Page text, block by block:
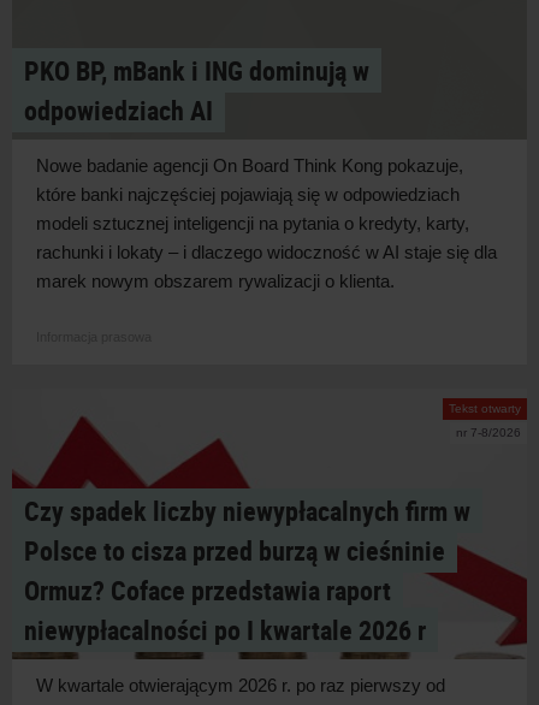
PKO BP, mBank i ING dominują w
odpowiedziach AI
Nowe badanie agencji On Board Think Kong pokazuje,
które banki najczęściej pojawiają się w odpowiedziach
modeli sztucznej inteligencji na pytania o kredyty, karty,
rachunki i lokaty – i dlaczego widoczność w AI staje się dla
marek nowym obszarem rywalizacji o klienta.
Tekst otwarty
nr 7-8/2026
Czy spadek liczby niewypłacalnych firm w
Polsce to cisza przed burzą w cieśninie
Ormuz? Coface przedstawia raport
niewypłacalności po I kwartale 2026 r
W kwartale otwierającym 2026 r. po raz pierwszy od